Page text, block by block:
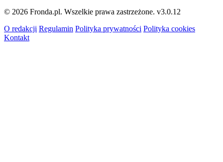
© 2026 Fronda.pl. Wszelkie prawa zastrzeżone. v3.0.12
O redakcji Regulamin Polityka prywatności Polityka cookies
Kontakt